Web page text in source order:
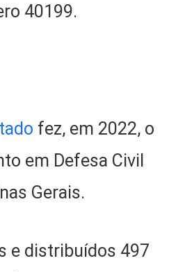
40199.
fez, em 2022, o
em Defesa Civil
Gerais.
e distribuídos 497